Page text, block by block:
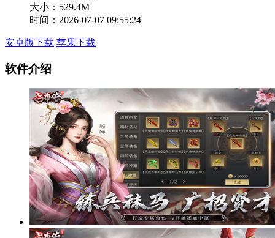
大小：529.4M
时间：2026-07-07 09:55:24
安卓版下载 苹果下载
软件介绍